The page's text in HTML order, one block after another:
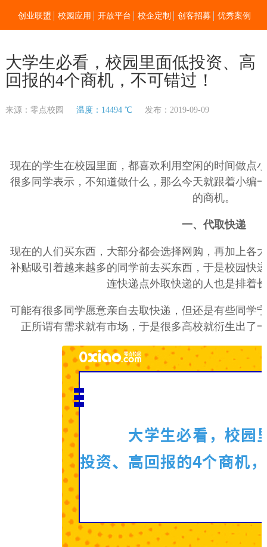
创业联盟 校园应用 开放平台 校企定制 创客招募 优秀案例
大学生必看，校园里面低投资、高
回报的4个商机，不可错过！
来源：零点校园 温度：14494 ℃ 发布：2019-09-09
现在的学生在校园里面，都喜欢利用空闲的时间做点
很多同学表示，不知道做什么，那么今天就跟着小编
的商机。
一、代取快递
现在的人们买东西，大部分都会选择网购，再加上各
补贴吸引着越来越多的同学前去买东西，于是校园快
连快递点外取快递的人也是排着
可能有很多同学愿意亲自去取快递，但还是有些同学
正所谓有需求就有市场，于是很多高校就衍生出了